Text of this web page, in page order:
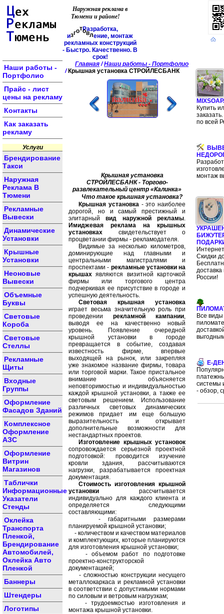
Наружная реклама в
Тюмени и районе!
Разработка,
изг овление, монтаж
рекламных конструкций
- Быстро. Качественно. В
срок!
Наши работы -
Портфолио
Прайс - лист
цены на рекламу
Контакты
Как заказать
рекламу
Услуги
Брендирование
Такси
Наружная
Реклама В
Тюмени
Рекламные
Вывески
Динамические
Установки
Крышные
Установки
Неоновые
Вывески
Объемные
Буквы
Световые
Короба
Световые
Стеллы
Рекламные
Щиты
Входные
Группы
Оформление
Фасадов Зданий
Комплексное
Оформление
АЗС
Оформление
Витрин
Магазинов
Таблички
Информационные
Указатели
Стенды
Оклейка
Транспорта
Пленкой,
Брендирование
Автомобилей,
Оклейка Авто
Пленкой
Баннеры
Штендеры
Логотипы
Главная/Наши работы - Портфолио
/Крышная установка СТРОЙЛЕСБАНК
Крышная установка
СТРОЙЛЕСБАНК - Торгово-
развлекательный центр «Калинка»
Что такое крышная установка?
Крышная установка- это наиболее
дорогой, но и самый престижный и
элитарныйвид наружной рекламы.
Имиджевая реклама на крышных
установках свидетельствует о
процветании фирмы - рекламодателя.
Видимые за несколько километров,
доминирующие над главными и
центральными магистралями и
проспектами - рекламные установки на
крышах являются визитной карточкой
фирмы или торгового центра
подчеркивая ее присутствие в городе и
успешную деятельность.
Световая крышная установка
играет весьма значительную роль при
проведении рекламной кампании,
выводя ее на качественно новый
уровень. Появление очередной
крышной установки в городе
превращается в событие, создавая
известность фирме, впервые
выходящей на рынок, или закрепляя
уже знакомое название фирмы, товара
или торговой марки. Такое пристальное
внимание объясняется
неповторимостью и индивидуальностью
каждой крышной установки, а также ее
световым решением. Использование
различных световых динамических
режимов придает им еще большую
выразительность и открывает
дополнительные возможности для
нестандартных проектов.
Изготовление крышных установок
сопровождается серьезной проектной
подготовкой: проводится изучение
кровли здания, рассчитываются
нагрузки, разрабатывается проектная
документация.
Стоимость изготовления крышной
установки рассчитывается
индивидуально для каждого клиента и
определяется следующими
составляющими:
- габаритными размерами
планируемой крышной установки;
- количеством и качеством материалов
и комплектующих, которые планируются
для изготовления крышной установки;
- объемом работ по подготовке
проектно-конструкторской
документацией;
- сложностью конструкции несущего
металлокаркаса и рекламной установки
в соответствии с допустимыми нормами
по силовым и ветровым нагрузкам;
- трудоемкостью изготовления и
монтажа крышной установки.
Купить
по всей
монтаж
Скидки
доставка
России!
Все виды
E-
системы
- обзор,